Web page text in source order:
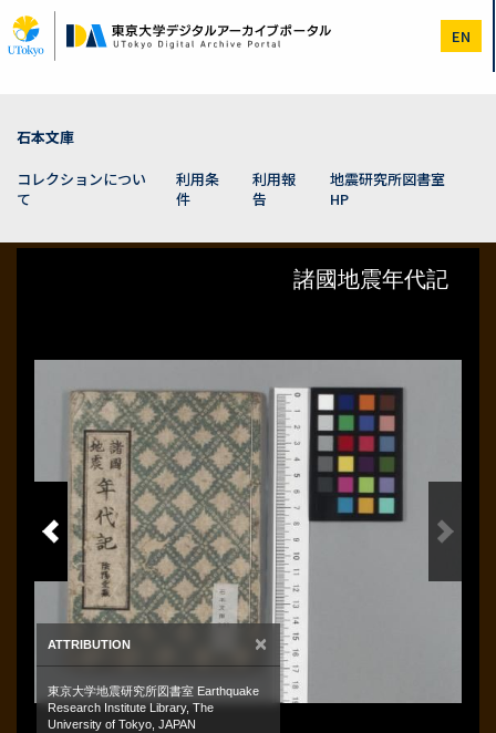
イ
ン
EN
石本文庫
コレクションについ
て
利用条
件
利用報
告
地震研究所図書室
HP